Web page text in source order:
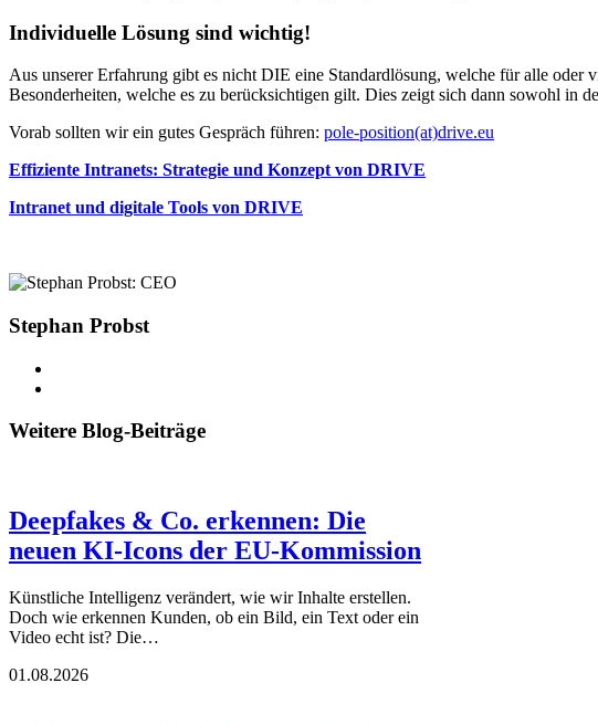
Individuelle Lösung sind wichtig!
Aus unserer Erfahrung gibt es nicht DIE eine Standardlösung, welche für alle oder
Besonderheiten, welche es zu berücksichtigen gilt. Dies zeigt sich dann sowohl in
Vorab sollten wir ein gutes Gespräch führen: pole-position(at)drive.eu
Effiziente Intranets: Strategie und Konzept von DRIVE
Intranet und digitale Tools von DRIVE
Stephan Probst
Weitere Blog-Beiträge
Deepfakes & Co. erkennen: Die
neuen KI-Icons der EU-Kommission
Künstliche Intelligenz verändert, wie wir Inhalte erstellen.
Doch wie erkennen Kunden, ob ein Bild, ein Text oder ein
Video echt ist? Die…
01.08.2026